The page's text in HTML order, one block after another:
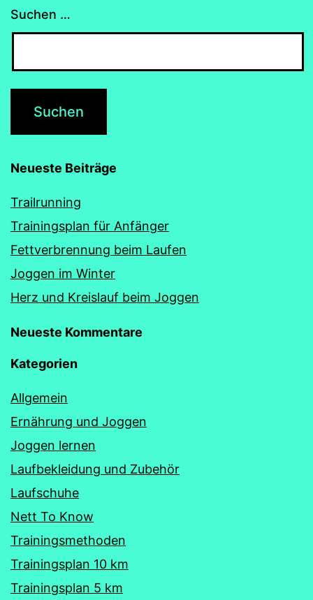
Suchen …
Neueste Beiträge
Trailrunning
Trainingsplan für Anfänger
Fettverbrennung beim Laufen
Joggen im Winter
Herz und Kreislauf beim Joggen
Neueste Kommentare
Kategorien
Allgemein
Ernährung und Joggen
Joggen lernen
Laufbekleidung und Zubehör
Laufschuhe
Nett To Know
Trainingsmethoden
Trainingsplan 10 km
Trainingsplan 5 km